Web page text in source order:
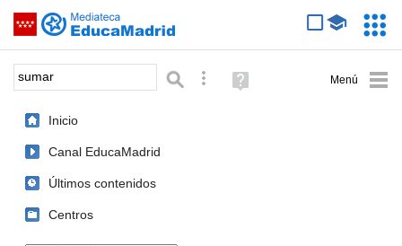
Saltar navegación
Palabra o frase: Búsqueda avanzada
Ayuda
(en
Inicio
Canal EducaMadrid
Últimos contenidos
Centros